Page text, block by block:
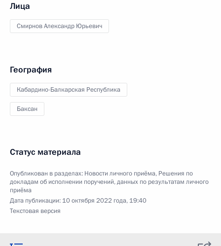
Лица
Смирнов Александр Юрьевич
География
Кабардино-Балкарская Республика
Баксан
Статус материала
Опубликован в разделах: Новости личного приёма, Решения по
докладам об исполнении поручений, данных по результатам личного
приёма
Дата публикации: 10 октября 2022 года, 19:40
Текстовая версия